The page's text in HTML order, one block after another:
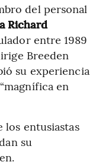
del personal
Richard
entre 1989
Breeden
su experiencia
en
los entusiastas
su